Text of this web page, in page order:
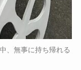
、無事に持ち帰れる